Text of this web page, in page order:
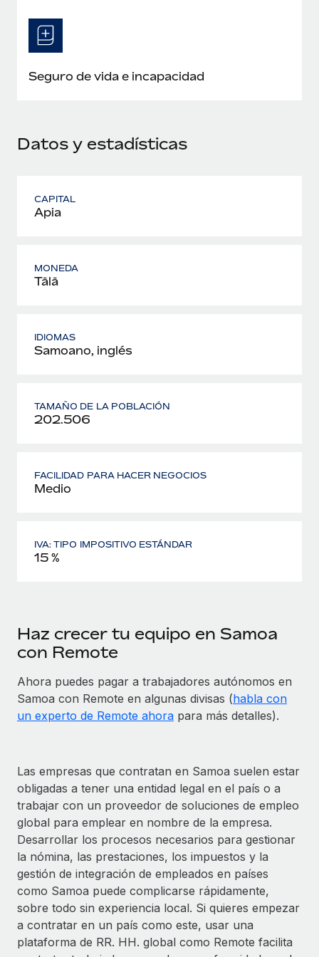
Seguro de vida e incapacidad
Datos y estadísticas
CAPITAL
Apia
MONEDA
Tālā
IDIOMAS
Samoano, inglés
TAMAÑO DE LA POBLACIÓN
202.506
FACILIDAD PARA HACER NEGOCIOS
Medio
IVA: TIPO IMPOSITIVO ESTÁNDAR
15 %
Haz crecer tu equipo en Samoa
con Remote
Ahora puedes pagar a trabajadores autónomos en
Samoa con Remote en algunas divisas (habla con
un experto de Remote ahora para más detalles).
Las empresas que contratan en Samoa suelen estar
obligadas a tener una entidad legal en el país o a
trabajar con un proveedor de soluciones de empleo
global para emplear en nombre de la empresa.
Desarrollar los procesos necesarios para gestionar
la nómina, las prestaciones, los impuestos y la
gestión de integración de empleados en países
como Samoa puede complicarse rápidamente,
sobre todo sin experiencia local. Si quieres empezar
a contratar en un país como este, usar una
plataforma de RR. HH. global como Remote facilita